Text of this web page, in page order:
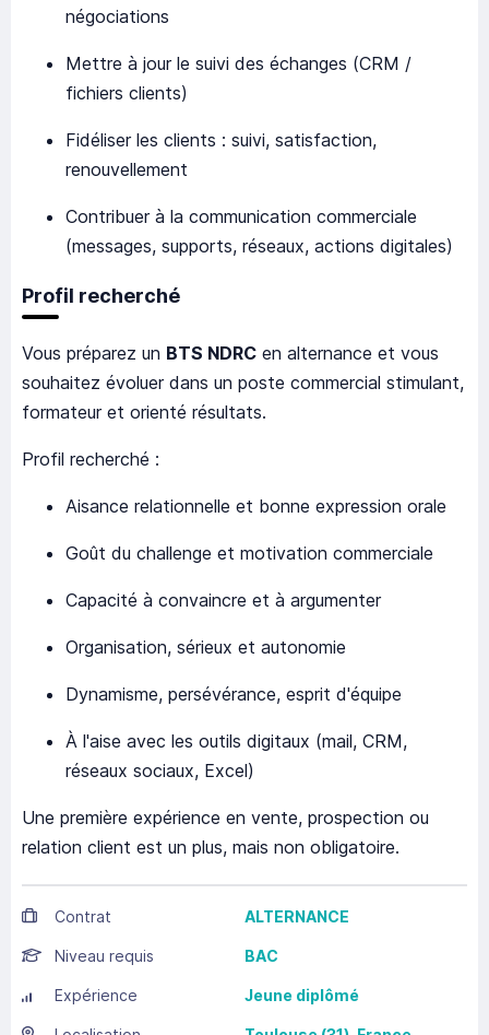
négociations
Mettre à jour le suivi des échanges (CRM /
fichiers clients)
Fidéliser les clients : suivi, satisfaction,
renouvellement
Contribuer à la communication commerciale
(messages, supports, réseaux, actions digitales)
Profil recherché
Vous préparez un BTS NDRC en alternance et vous
souhaitez évoluer dans un poste commercial stimulant,
formateur et orienté résultats.
Profil recherché :
Aisance relationnelle et bonne expression orale
Goût du challenge et motivation commerciale
Capacité à convaincre et à argumenter
Organisation, sérieux et autonomie
Dynamisme, persévérance, esprit d'équipe
À l'aise avec les outils digitaux (mail, CRM,
réseaux sociaux, Excel)
Une première expérience en vente, prospection ou
relation client est un plus, mais non obligatoire.
Contrat ALTERNANCE
Niveau requis BAC
Expérience Jeune diplômé